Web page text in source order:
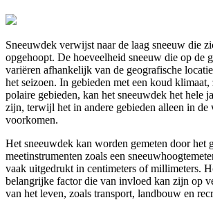
Sneeuwdek verwijst naar de laag sneeuw die
opgehoopt. De hoeveelheid sneeuw die op de
variëren afhankelijk van de geografische
het seizoen. In gebieden met een koud klimaat,
polaire gebieden, kan het sneeuwdek het hele
zijn, terwijl het in andere gebieden alleen in de
voorkomen.
Het sneeuwdek kan worden gemeten door het
meetinstrumenten zoals een
vaak uitgedrukt in centimeters of millimeters.
belangrijke factor die van invloed kan zijn op
van het leven, zoals transport, landbouw en